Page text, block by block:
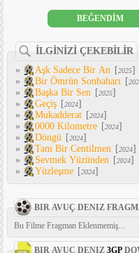
BEĞENDİM
İLGİNİZİ ÇEKEBİLİR
»
Aşk Sadece Bir An [2025]
»
Bir Ömrün Sonbaharı [
»
Başka Bir Sen [2025]
»
Geçiş [2024]
»
Mukadderat [2024]
»
0000 Kilometre [2024]
»
Döngü [2024]
»
Tam Bir Centilmen [2024]
»
Sevmek Yüzünden [2024]
»
Yüzleşme [2024]
BIR AVUÇ DENIZ
Bu Filme Fragman Eklenmemiş...
BIR AVUÇ DENIZ 3GP